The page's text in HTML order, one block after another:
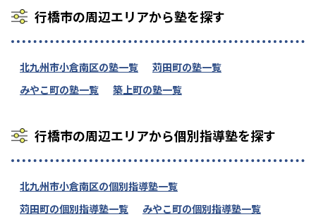
行橋市の周辺エリアから塾を探す
北九州市小倉南区の塾一覧
苅田町の塾一覧
みやこ町の塾一覧
築上町の塾一覧
行橋市の周辺エリアから個別指導塾を探す
北九州市小倉南区の個別指導塾一覧
苅田町の個別指導塾一覧
みやこ町の個別指導塾一覧